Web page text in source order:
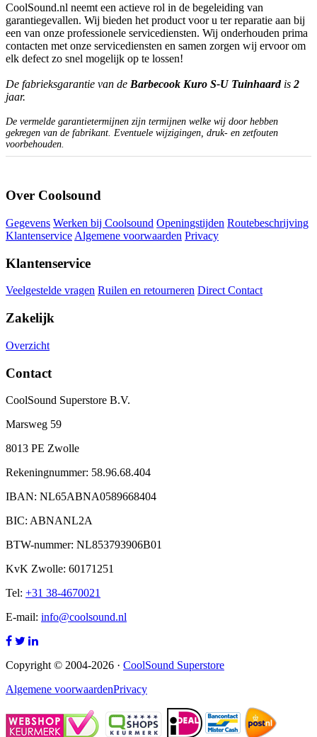
CoolSound.nl neemt een actieve rol in de begeleiding van
garantiegevallen. Wij bieden het product voor u ter reparatie aan bij
een van onze professionele servicediensten. Wij onderhouden prima
contacten met onze servicediensten en samen zorgen wij ervoor om
elk defect zo snel mogelijk op te lossen!
De fabrieksgarantie van de Barbecook Kuro S-U Tuinhaardis 2
jaar.
De vermelde garantietermijnen zijn termijnen welke wij door hebben
gekregen van de fabrikant. Eventuele wijzigingen, druk- en zetfouten
voorbehouden.
Over Coolsound
Gegevens Werken bij Coolsound Openingstijden Routebeschrijving
Klantenservice Algemene voorwaarden Privacy
Klantenservice
Veelgestelde vragen Ruilen en retourneren Direct Contact
Zakelijk
Overzicht
Contact
CoolSound Superstore B.V.
Marsweg 59
8013 PE Zwolle
Rekeningnummer: 58.96.68.404
IBAN: NL65ABNA0589668404
BIC: ABNANL2A
BTW-nummer: NL853793906B01
KvK Zwolle: 60171251
Tel: +31 38-4670021
E-mail: info@coolsound.nl
Copyright © 2004-2026 · CoolSound Superstore
Algemene voorwaardenPrivacy